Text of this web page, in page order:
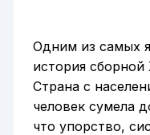
Одним из самых
история
Страна с
человек сумела
что упорство,